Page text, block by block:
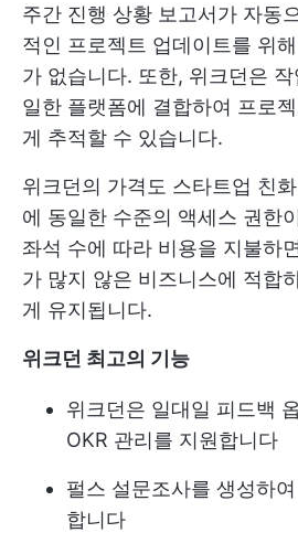
주간 진행 상황 보고서가 자동
적인 프로젝트 업데이트를 위
가 없습니다. 또한, 위크던은
일한 플랫폼에 결합하여 프로
게 추적할 수 있습니다.
위크던의 가격도 스타트업 친
에 동일한 수준의 액세스 권한
좌석 수에 따라 비용을 지불하
가 많지 않은 비즈니스에 적합
게 유지됩니다.
위크던 최고의 기능
위크던은 일대일 피드백
OKR 관리를 지원합니다
펄스 설문조사를 생성하
합니다